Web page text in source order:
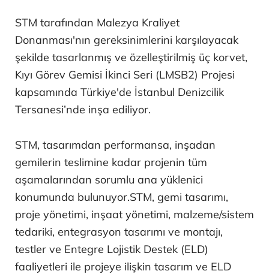
STM tarafından Malezya Kraliyet
Donanması'nın gereksinimlerini karşılayacak
şekilde tasarlanmış ve özelleştirilmiş üç korvet,
Kıyı Görev Gemisi İkinci Seri (LMSB2) Projesi
kapsamında Türkiye'de İstanbul Denizcilik
Tersanesi’nde inşa ediliyor.
STM, tasarımdan performansa, inşadan
gemilerin teslimine kadar projenin tüm
aşamalarından sorumlu ana yüklenici
konumunda bulunuyor.STM, gemi tasarımı,
proje yönetimi, inşaat yönetimi, malzeme/sistem
tedariki, entegrasyon tasarımı ve montajı,
testler ve Entegre Lojistik Destek (ELD)
faaliyetleri ile projeye ilişkin tasarım ve ELD